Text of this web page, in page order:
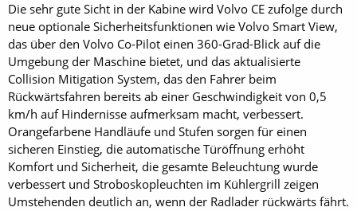
Die sehr gute Sicht in der Kabine wird Volvo CE zufolge durch
neue optionale Sicherheitsfunktionen wie Volvo Smart View,
das über den Volvo Co-Pilot einen 360-Grad-Blick auf die
Umgebung der Maschine bietet, und das aktualisierte
Collision Mitigation System, das den Fahrer beim
Rückwärtsfahren bereits ab einer Geschwindigkeit von 0,5
km/h auf Hindernisse aufmerksam macht, verbessert.
Orangefarbene Handläufe und Stufen sorgen für einen
sicheren Einstieg, die automatische Türöffnung erhöht
Komfort und Sicherheit, die gesamte Beleuchtung wurde
verbessert und Stroboskopleuchten im Kühlergrill zeigen
Umstehenden deutlich an, wenn der Radlader rückwärts fährt.